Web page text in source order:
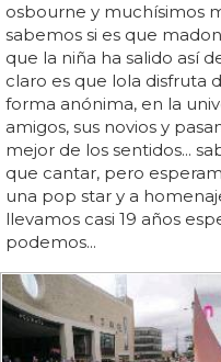
osbourne y muchísimos
sabemos si es que
que la niña ha salido así
claro es que lola disfruta
forma anónima, en la
amigos, sus novios y
mejor de los sentidos...
que cantar, pero
una pop star y a
llevamos casi 19 años
podemos...